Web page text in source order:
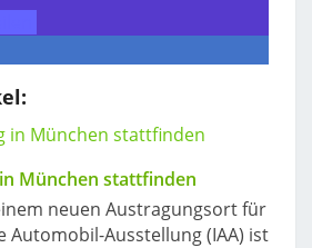
München stattfinden
neuen Austragungsort für
Automobil-Ausstellung (IAA) ist